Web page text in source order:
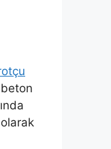
olarak